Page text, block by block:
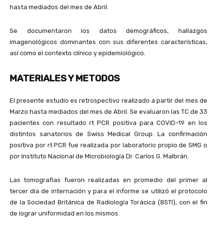
hasta mediados del mes de Abril.
Se documentaron los datos demográficos, hallazgos
imagenológicos dominantes con sus diferentes características,
así como el contexto clínico y epidemiológico.
MATERIALES Y METODOS
El presente estudio es retrospectivo realizado a partir del mes de
Marzo hasta mediados del mes de Abril. Se evaluaron las TC de 33
pacientes con resultado rt PCR positiva para COVID-19 en los
distintos sanatorios de Swiss Medical Group. La confirmación
positiva por rt PCR fue realizada por laboratorio propio de SMG o
por Instituto Nacional de Microbiología Dr. Carlos G. Malbrán.
Las tomografías fueron realizadas en promedio del primer al
tercer día de internación y para el informe se utilizó el protocolo
de la Sociedad Británica de Radiología Torácica (BSTI), con el fin
de lograr uniformidad en los mismos.